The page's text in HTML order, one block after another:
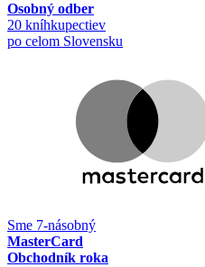
Osobný odber
20 kníhkupectiev
po celom Slovensku
Sme 7-násobný
MasterCard
Obchodník roka